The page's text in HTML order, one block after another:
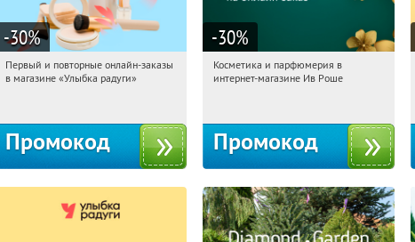
-30%
10:38:53 Получили:2
Первый и повторные онлайн-заказы
в магазине «Улыбка радуги»
Промокод
-30%
10:38:53 Получили:
Косметика и парфюмерия в
интернет-магазине Ив Роше
Промокод